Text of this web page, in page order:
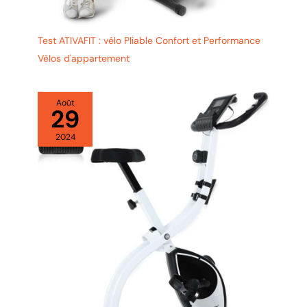
Test ATIVAFIT : vélo Pliable Confort et Performance
Vélos d'appartement
Août
29
2024